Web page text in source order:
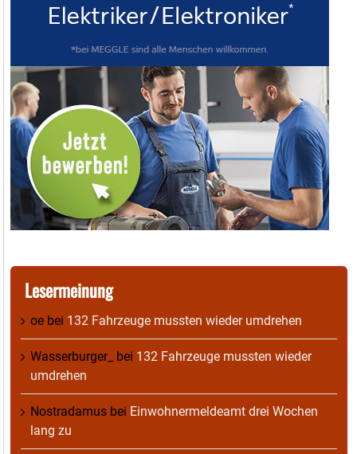
Lesermeinung
oe bei 132 Fahrzeuge mussten wieder umdrehen
Wasserburger_ bei 132 Fahrzeuge mussten wieder
umdrehen
Nostradamus bei Einwohnermeldeamt drei Wochen
lang zu